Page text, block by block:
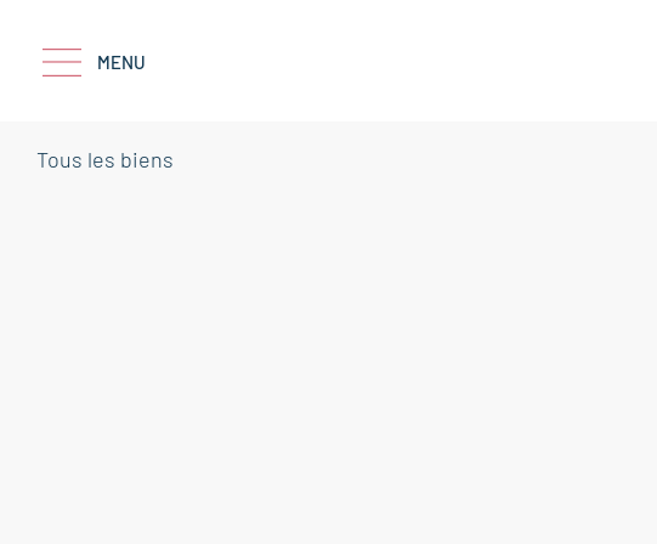
MENU
Tous les biens